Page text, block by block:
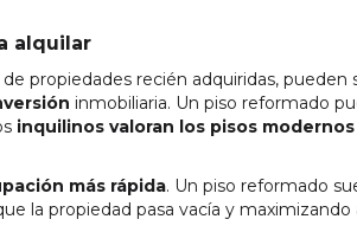
alquilar
propiedades recién adquiridas, pueden
inmobiliaria. Un piso reformado
inquilinos valoran los pisos
más rápida. Un piso reformado
la propiedad pasa vacía y maximizando